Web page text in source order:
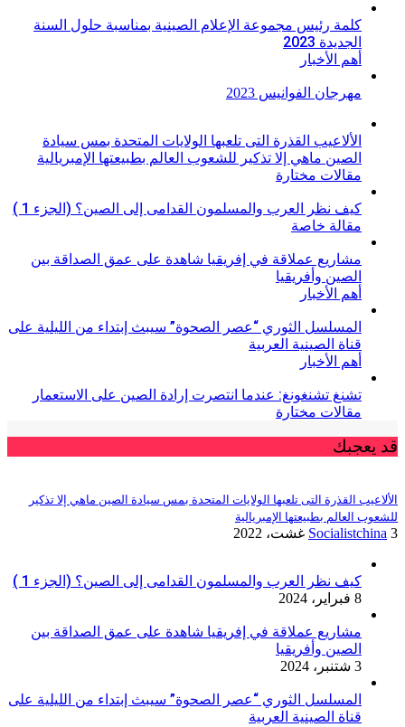
كلمة رئيس مجموعة الإعلام الصينية بمناسبة حلول السنة
الجديدة 2023
أهم الأخبار
مهرجان الفوانيس 2023
الألاعيب القذرة التى تلعبها الولايات المتحدة بمس سيادة
الصين ماهي إلا تذكير للشعوب العالم بطبيعتها الإمبريالية
مقالات مختارة
كيف نظر العرب والمسلمون القدامى إلى الصين؟ (الجزء 1 )
مقالة خاصة
مشاريع عملاقة في إفريقيا شاهدة على عمق الصداقة بين
الصين وأفريقيا
أهم الأخبار
المسلسل الثوري “عصر الصحوة” سيبث إبتداء من الليلية على
قناة الصينية العربية
أهم الأخبار
تشنغ تشنغونغ: عندما انتصرت إرادة الصين على الاستعمار
مقالات مختارة
قد يعجبك
الألاعيب القذرة التى تلعبها الولايات المتحدة بمس سيادة الصين ماهي إلا تذكير
للشعوب العالم بطبيعتها الإمبريالية
Socialistchina 3 غشت، 2022
كيف نظر العرب والمسلمون القدامى إلى الصين؟ (الجزء 1 )
8 فبراير، 2024
مشاريع عملاقة في إفريقيا شاهدة على عمق الصداقة بين
الصين وأفريقيا
3 شتنبر، 2024
المسلسل الثوري “عصر الصحوة” سيبث إبتداء من الليلية على
قناة الصينية العربية